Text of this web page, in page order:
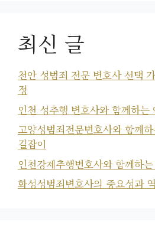
최신 글
천안 성범죄 전문 변호사 선택
정
인천 성추행 변호사와 함께하는
고양성범죄전문변호사와 함께
길잡이
인천강제추행변호사와 함께하
화성성범죄변호사의 중요성과